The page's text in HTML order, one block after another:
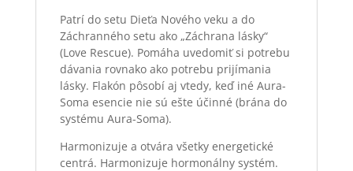
Patrí do setu Dieťa Nového veku a do
Záchranného setu ako „Záchrana lásky“
(Love Rescue). Pomáha uvedomiť si potrebu
dávania rovnako ako potrebu prijímania
lásky. Flakón pôsobí aj vtedy, keď iné Aura-
Soma esencie nie sú ešte účinné (brána do
systému Aura-Soma).
Harmonizuje a otvára všetky energetické
centrá. Harmonizuje hormonálny systém.